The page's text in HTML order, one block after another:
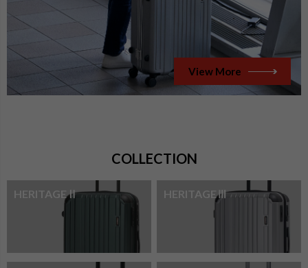
View More
COLLECTION
HERITAGEⅡ HERITAGEⅢ